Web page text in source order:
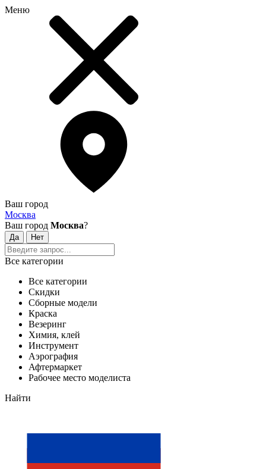
Меню
Ваш город
Москва
Ваш город Москва?
Все категории
Все категории
Скидки
Сборные модели
Краска
Везеринг
Химия, клей
Инструмент
Аэрография
Афтермаркет
Рабочее место моделиста
Найти